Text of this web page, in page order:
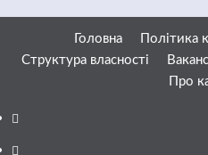
Головна
Політика
Структура власності
Про
Facebook
YouTube